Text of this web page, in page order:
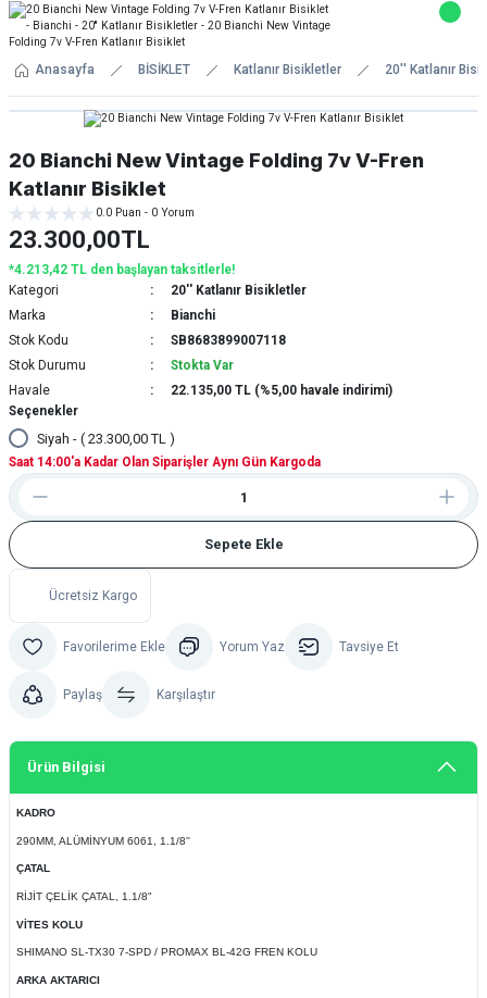
Anasayfa BİSİKLET Katlanır Bisikletler 20'' Katlanır
20 Bianchi New Vintage Folding 7v V-Fren
Katlanır Bisiklet
0.0 Puan - 0 Yorum
23.300,00TL
*4.213,42 TL den başlayan taksitlerle!
Kategori
20'' Katlanır Bisikletler
Marka
Bianchi
Stok Kodu
SB8683899007118
Stok Durumu
Stokta Var
Havale
22.135,00 TL (%5,00 havale indirimi)
Saat 14:00'a Kadar Olan Siparişler Aynı Gün Kargoda
Seçenekler
Siyah - ( 23.300,00 TL )
Sepete Ekle
Ücretsiz Kargo
Yorum Yaz Tavsiye Et
Paylaş Karşılaştır
Ürün Bilgisi
KADRO
290MM, ALÜMİNYUM 6061, 1.1/8''
ÇATAL
RİJİT ÇELİK ÇATAL, 1.1/8"
VİTES KOLU
SHIMANO SL-TX30 7-SPD / PROMAX BL-42G FREN KOLU
ARKA AKTARICI